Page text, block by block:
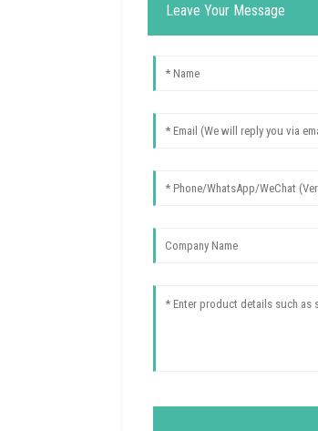
Leave Your Message